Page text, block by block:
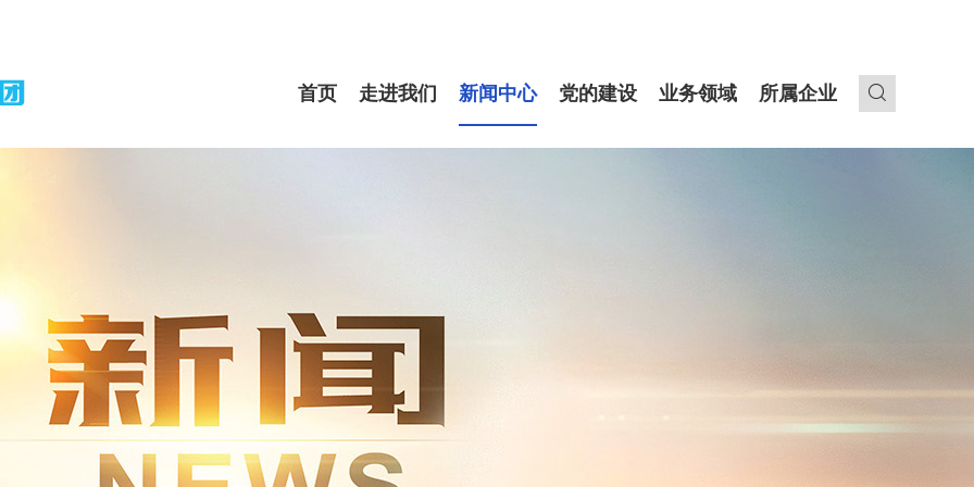
首页 走进我们 新闻中心 党的建设 业务领域 所属企业